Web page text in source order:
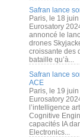
Safran lance
Paris, le 18
Eurosatory
annoncé le
drones
croissante des
bataille qu’à...
Safran lance
ACE
Paris, le 19
Eurosatory
l’intelligence
Cognitive
capacités IA
Electronics...